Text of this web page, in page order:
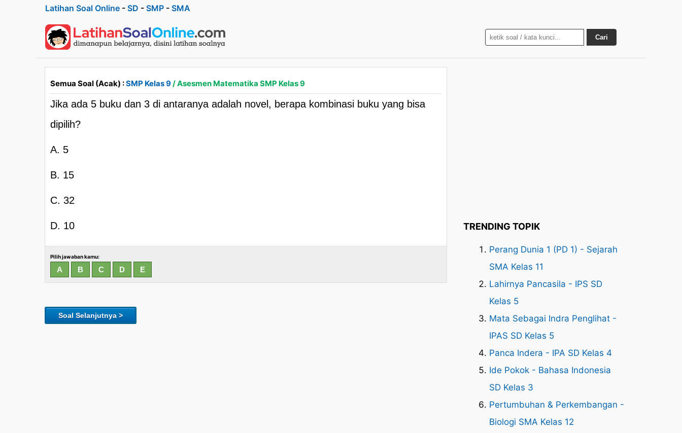
Latihan Soal Online - SD - SMP - SMA
Cari
Semua Soal (Acak) :SMP Kelas 9/ Asesmen Matematika SMP Kelas 9
Jika ada 5 buku dan 3 di antaranya adalah novel, berapa kombinasi buku yang bisa
dipilih?
A. 5
B. 15
C. 32
D. 10
Pilih jawaban kamu:
Soal Selanjutnya >
TRENDING TOPIK
Perang Dunia 1 (PD 1) - Sejarah
SMA Kelas 11
Lahirnya Pancasila - IPS SD
Kelas 5
Mata Sebagai Indra Penglihat -
IPAS SD Kelas 5
Panca Indera - IPA SD Kelas 4
Ide Pokok - Bahasa Indonesia
SD Kelas 3
Pertumbuhan & Perkembangan -
Biologi SMA Kelas 12